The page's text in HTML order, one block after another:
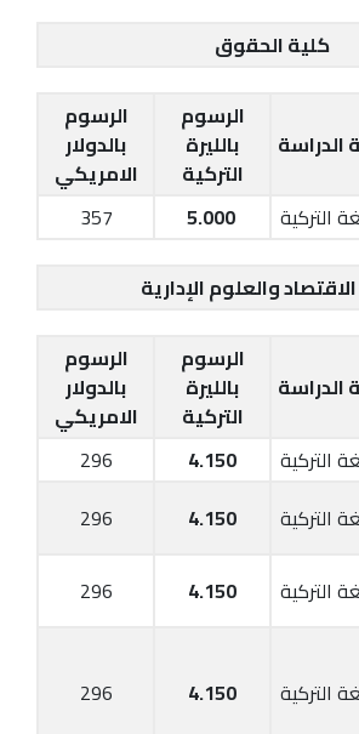
كلية الحقوق
الدراسة
الرسوم
بالليرة
التركية
الرسوم
بالدولار
الامريكي
التركية 5.000
357
والعلوم الإدارية
الدراسة
الرسوم
بالليرة
التركية
الرسوم
بالدولار
الامريكي
التركية 4.150
296
التركية 4.150
296
التركية 4.150
296
التركية 4.150
296